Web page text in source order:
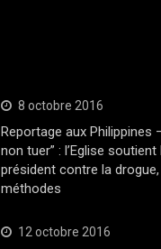
8 octobre 2016
Reportage aux Philippines
non tuer” : l’Eglise
président contre la
méthodes
12 octobre 2016